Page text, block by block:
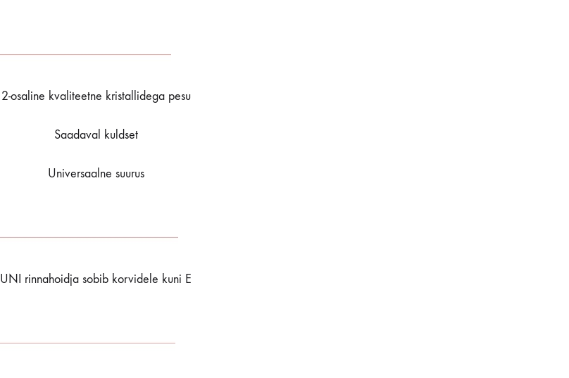
2-osaline kvaliteetne kristallidega pesu
Saadaval kuldset
Universaalne suurus
UNI rinnahoidja sobib korvidele kuni E